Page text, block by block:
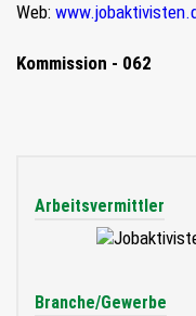
Web:
Kommission - 062
Arbeitsvermittler
Branche/Gewerbe